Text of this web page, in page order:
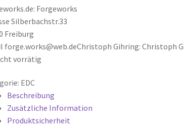
Forgeworks
Silberbachstr.33
Freiburg
forge.works@web.deChristoph Gihring:Christoph
vorrätig
EDC
Beschreibung
Zusätzliche Information
Produktsicherheit